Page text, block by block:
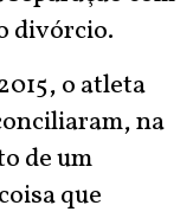
divórcio.
o atleta
na
de um
que